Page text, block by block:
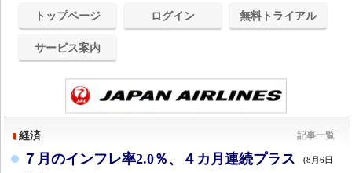
トップページ ログイン 無料トライアル
サービス案内
経済 記事一覧
７月のインフレ率2.0％、４カ月連続プラス (8月6日